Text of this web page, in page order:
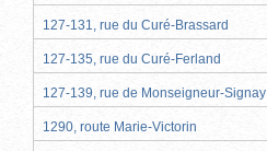
127-131, rue du Curé-Brassard
127-135, rue du Curé-Ferland
127-139, rue de Monseigneur-Signay
1290, route Marie-Victorin